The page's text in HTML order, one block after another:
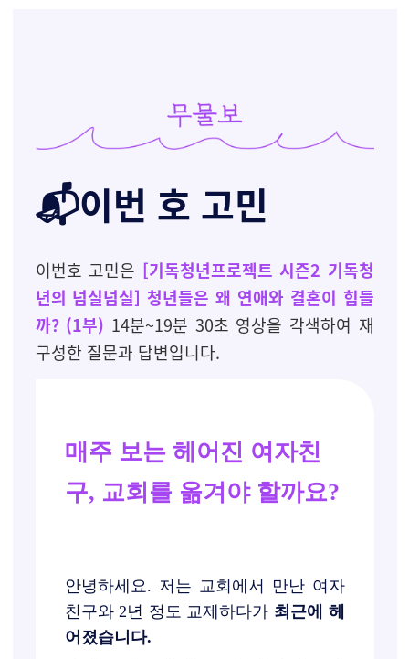
📬이번 호 고민
이번호 고민은 [기독청년프로젝트 시즌2 기독청
년의 넘실넘실] 청년들은 왜 연애와 결혼이 힘들
까? (1부) 14분~19분 30초 영상을 각색하여 재
구성한 질문과 답변입니다.
매주 보는 헤어진 여자친
구, 교회를 옮겨야 할까요?
안녕하세요. 저는 교회에서 만난 여자
친구와 2년 정도 교제하다가 최근에 헤
어졌습니다.